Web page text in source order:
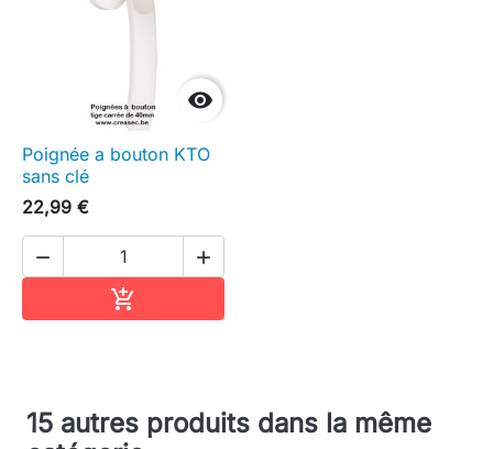

Poignée a bouton KTO
sans clé
22,99 €
 

15 autres produits dans la même